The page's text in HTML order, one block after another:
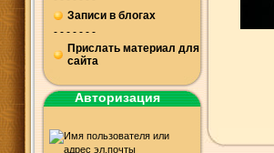
Записи в блогах
- - - - - - -
Прислать материал для
сайта
Авторизация